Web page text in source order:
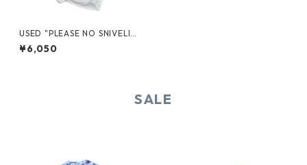
USED "PLEASE NO SNIVELIN
G" TEE
¥6,050
SALE